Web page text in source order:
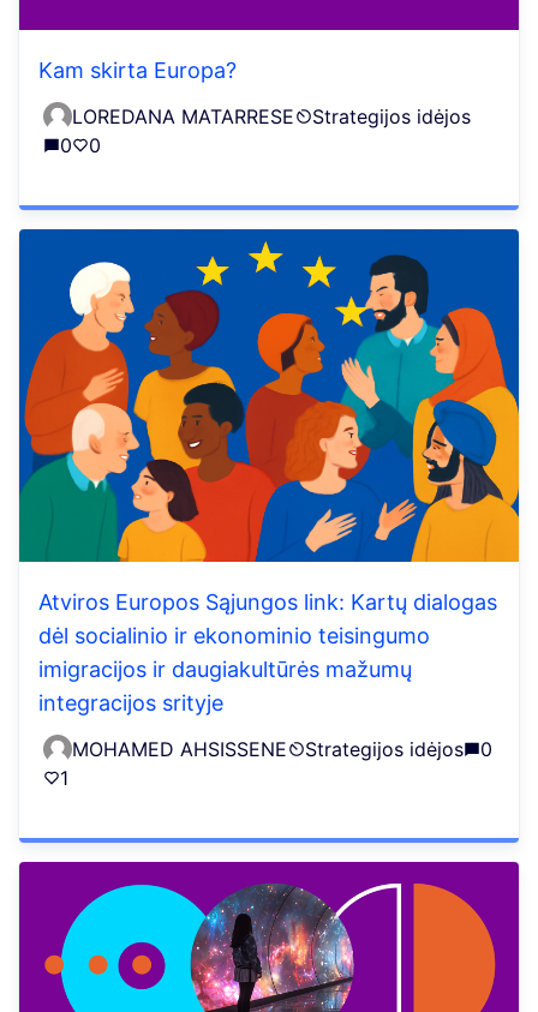
Kam skirta Europa?
LOREDANA MATARRESE
Strategijos idėjos
0
0
Atviros Europos Sąjungos link: Kartų dialogas
dėl socialinio ir ekonominio teisingumo
imigracijos ir daugiakultūrės mažumų
integracijos srityje
MOHAMED AHSISSENE Strategijos idėjos
0
1